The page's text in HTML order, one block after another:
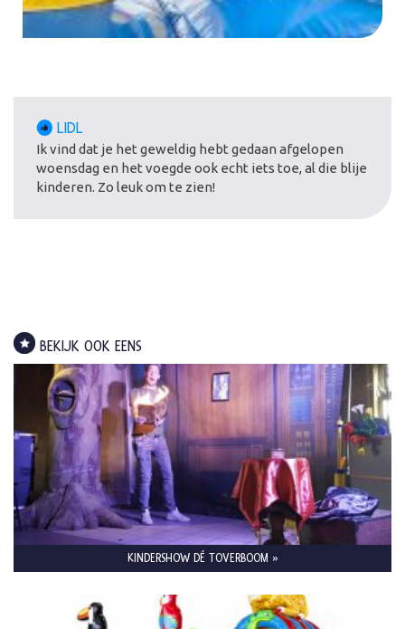
LIDL
Ik vind dat je het geweldig hebt gedaan afgelopen
woensdag en het voegde ook echt iets toe, al die blije
kinderen. Zo leuk om te zien!
BEKIJK OOK EENS
KINDERSHOW DÉ TOVERBOOM »